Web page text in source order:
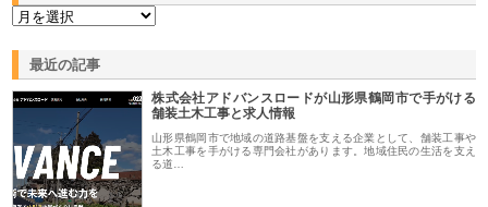
最近の記事
株式会社アドバンスロードが山形県鶴岡市で手がける
舗装土木工事と求人情報
山形県鶴岡市で地域の道路基盤を支える企業として、舗装工事や
土木工事を手がける専門会社があります。地域住民の生活を支え
る道…